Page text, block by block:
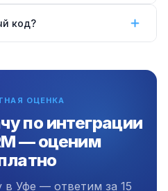
код?
Плюс 3 месяца
ОЦЕНКА
по интеграции
— оценим
в Уфе — ответим за 15